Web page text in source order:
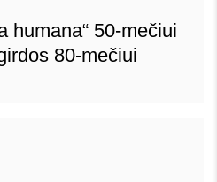
humana“ 50-mečiui
80-mečiui